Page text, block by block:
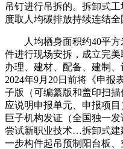
吊钉进行吊拆的。拆卸式
度取人均碳排放持续连结全
人均栖身面积约40平方
件进行现场安拆，成立完美
办理、建材、配备、建制
2024年9月20日前将《申报
子版（可编纂版和盖印扫
应说明申报单元、申报项
巨子机构发证（全国独一
尝试新职业技术…拆卸式建
一步构件起吊预制阳台板